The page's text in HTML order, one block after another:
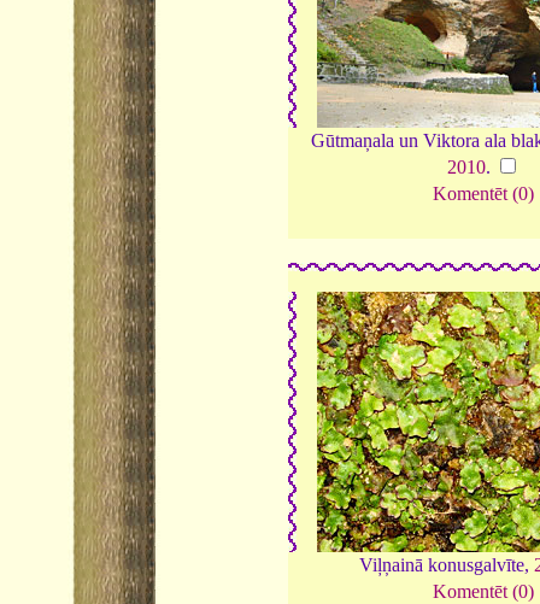
Gūtmaņala un Viktora ala
2010.
Komentēt (0)
Viļņainā konusgalvīte,
Komentēt (0)